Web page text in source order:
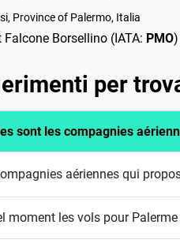
Province of Palermo, Italia
Falcone Borsellino (IATA: PMO
per
sont les compagnies
aériennes qui
moment les vols pour